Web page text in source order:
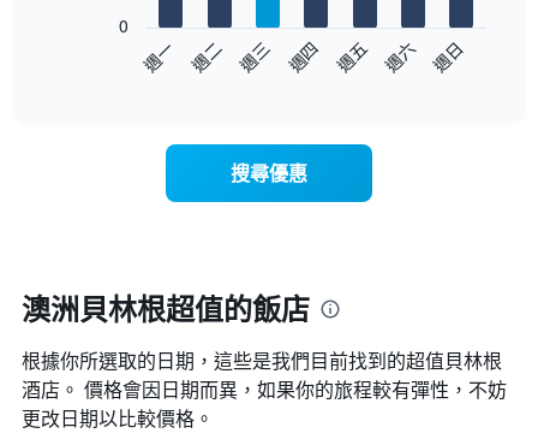
房
間
均
價
格
此
週一 週二 週三 週四 週五 週六 週日
0
搜尋優惠
澳洲貝林根超值的飯店
根據你所選取的日期，這些是我們目前找到的超值貝林根​
酒店。 價格會因日期而異，如果你的旅程較有彈性，不妨
更改日期以比較價格。